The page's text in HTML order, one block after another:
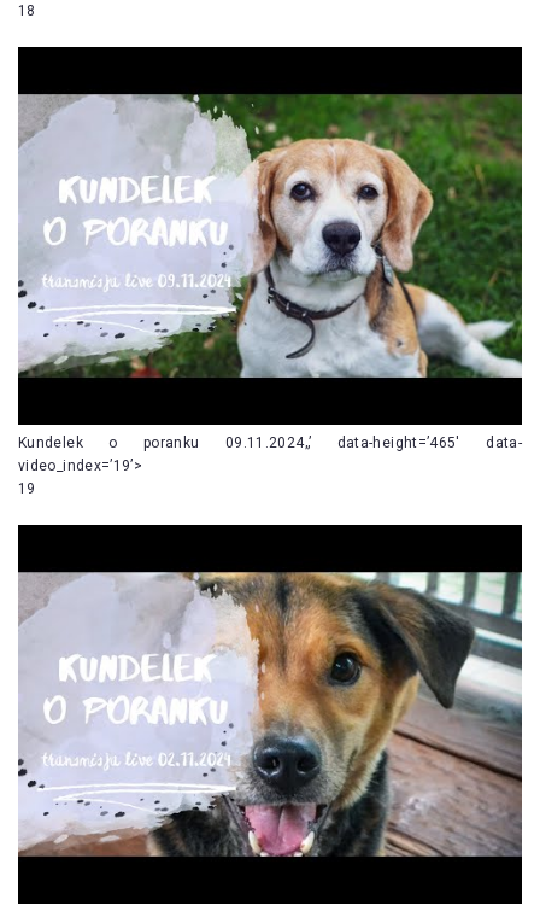
18
Kundelek o poranku 09.11.2024„’ data-height=’465′ data-
video_index=’19’>
19